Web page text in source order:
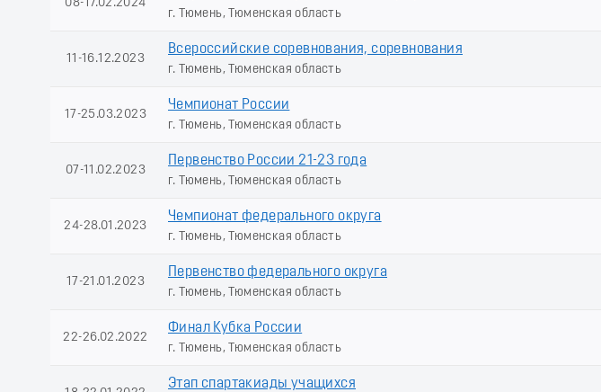
08-17.02.2024
г. Тюмень, Тюменская область
11-16.12.2023
Всероссийские соревнования, соревнования
г. Тюмень, Тюменская область
17-25.03.2023
Чемпионат России
г. Тюмень, Тюменская область
07-11.02.2023
Первенство России 21-23 года
г. Тюмень, Тюменская область
24-28.01.2023
Чемпионат федерального округа
г. Тюмень, Тюменская область
17-21.01.2023
Первенство федерального округа
г. Тюмень, Тюменская область
22-26.02.2022
Финал Кубка России
г. Тюмень, Тюменская область
Этап спартакиады учащихся